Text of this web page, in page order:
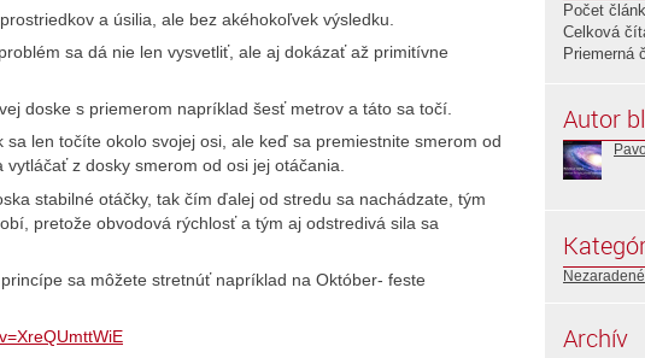
a úsilia, ale bez akéhokoľvek výsledku.
sa dá nie len vysvetliť, ale aj dokázať až primitívne
doske s priemerom napríklad šesť metrov a táto sa točí.
sa len točíte okolo svojej osi, ale keď sa premiestnite smerom od
z dosky smerom od osi jej otáčania.
stabilné otáčky, tak čím ďalej od stredu sa nachádzate, tým
pretože obvodová rýchlosť a tým aj odstredivá sila sa
sa môžete stretnúť napríklad na Október- feste
Počet
Celková
Priemerná
Autor
Nezaradené
Archív